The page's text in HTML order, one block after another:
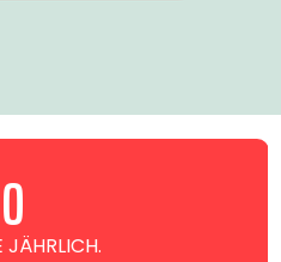
JÄHRLICH.
0